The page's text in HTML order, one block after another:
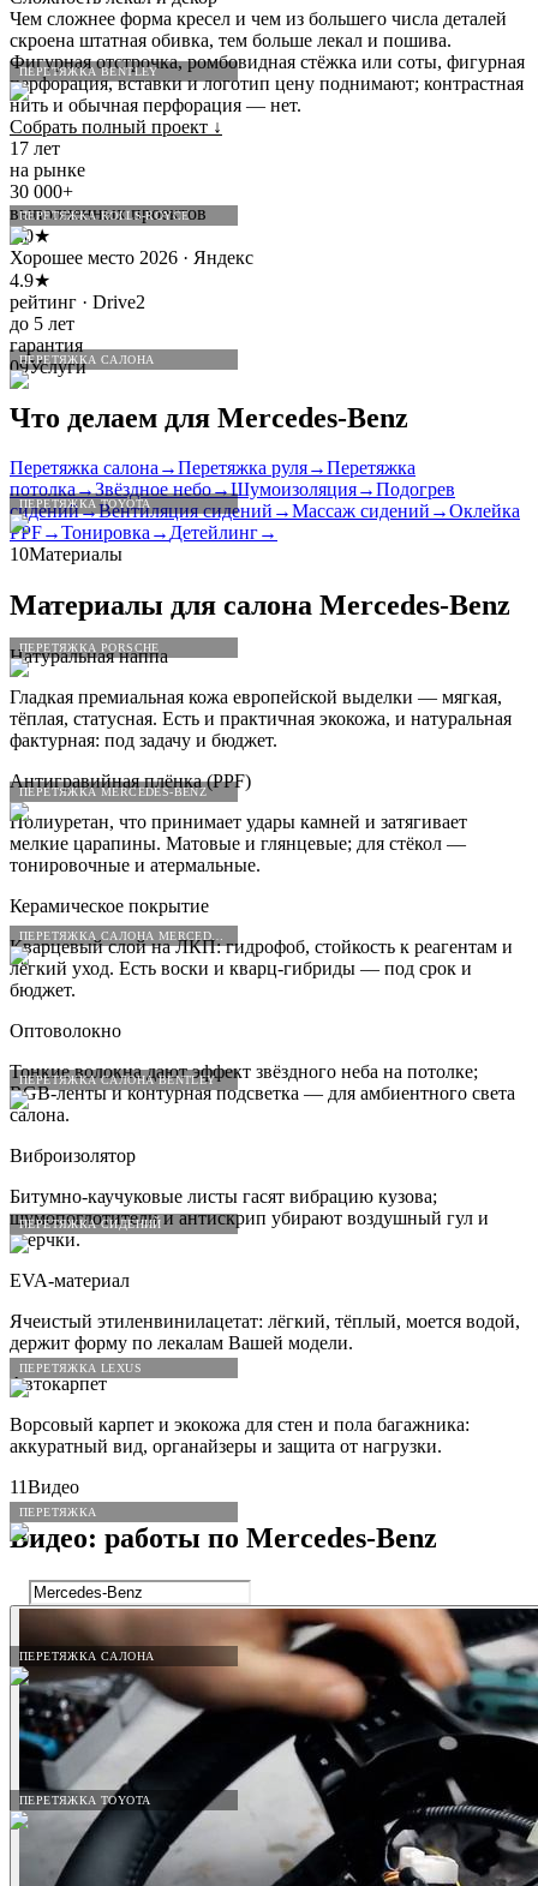
ПЕРЕТЯЖКА BENTLEY
ПЕРЕТЯЖКА ROLLS-ROYCE
ПЕРЕТЯЖКА САЛОНА
ПЕРЕТЯЖКА TOYOTA
ПЕРЕТЯЖКА PORSCHE
ПЕРЕТЯЖКА MERCEDES-BENZ
ПЕРЕТЯЖКА САЛОНА BENTLEY
ПЕРЕТЯЖКА СИДЕНИЙ
ПЕРЕТЯЖКА LEXUS
ПЕРЕТЯЖКА
ПЕРЕТЯЖКА САЛОНА
ПЕРЕТЯЖКА TOYOTA
Чем сложнее форма кресел и чем из большего числа деталей
скроена штатная обивка, тем больше лекал и пошива.
Фигурная отстрочка, ромбовидная стёжка или соты, фигурная
перфорация, вставки и логотип цену поднимают; контрастная
нить и обычная перфорация — нет.
Собрать полный проект ↓
17 лет
на рынке
30 000+
выполненных проектов
5.0★
Хорошее место 2026 · Яндекс
4.9★
рейтинг · Drive2
до 5 лет
гарантия
09Услуги
Что делаем для Mercedes-Benz
Перетяжка салона→Перетяжка руля→Перетяжка
потолка→Звёздное небо→Шумоизоляция→Подогрев
сидений→Вентиляция сидений →Массаж сидений →Оклейка
PPF→Тонировка→Детейлинг→
10Материалы
Материалы для салона Mercedes-Benz
Натуральная наппа
Гладкая премиальная кожа европейской выделки — мягкая,
тёплая, статусная. Есть и практичная экокожа, и натуральная
фактурная: под задачу и бюджет.
Антигравийная плёнка (PPF)
Полиуретан, что принимает удары камней и затягивает
мелкие царапины. Матовые и глянцевые; для стёкол —
тонировочные и атермальные.
Керамическое покрытие
Кварцевый слой на ЛКП: гидрофоб, стойкость к реагентам и
лёгкий уход. Есть воски и кварц-гибриды — под срок и
бюджет.
Оптоволокно
Тонкие волокна дают эффект звёздного неба на потолке;
RGB-ленты и контурная подсветка — для амбиентного света
салона.
Виброизолятор
Битумно-каучуковые листы гасят вибрацию кузова;
шумопоглотители и антискрип убирают воздушный гул и
сверчки.
EVA-материал
Ячеистый этиленвинилацетат: лёгкий, тёплый, моется водой,
держит форму по лекалам Вашей модели.
Автокарпет
Ворсовый карпет и экокожа для стен и пола багажника:
аккуратный вид, органайзеры и защита от нагрузки.
11Видео
Видео: работы по Mercedes-Benz